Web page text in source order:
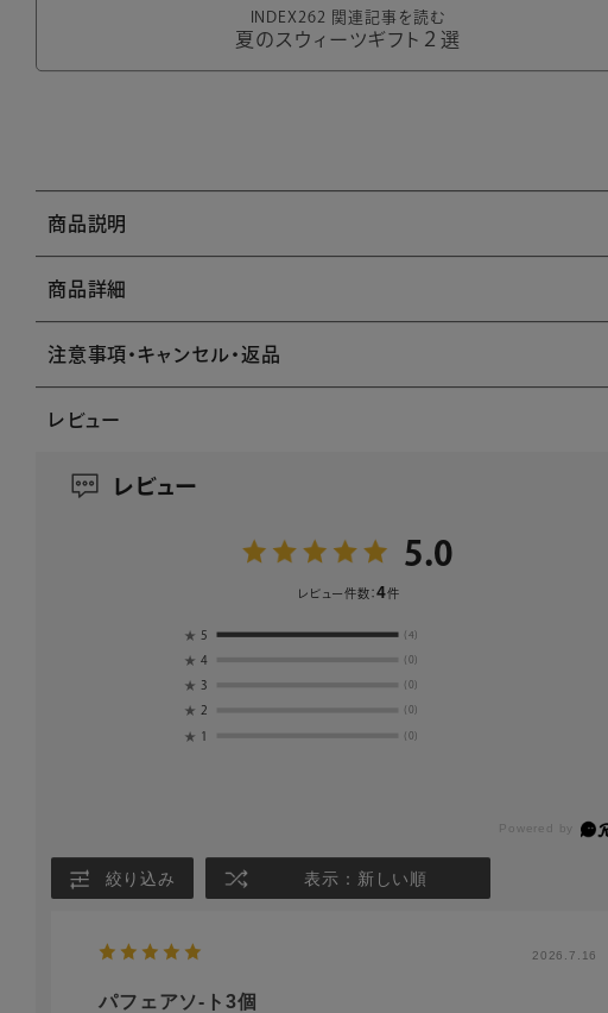
INDEX262 関連記事を読む
夏のスウィーツギフト２選
商品説明
商品詳細
注意事項・キャンセル・返品
レビュー
レビュー
5.0
レビュー件数：4件
★ 5 (4)
★ 4 (0)
★ 3 (0)
★ 2 (0)
★ 1 (0)
絞り込み 表示：新しい順
2026.7.16
パフェアソ-ト3個